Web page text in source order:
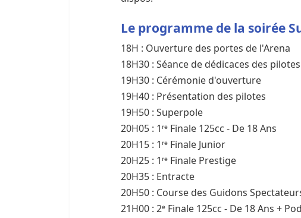
Le programme de la soirée
18H : Ouverture des portes de l'Arena
18H30 : Séance de dédicaces des
19H30 : Cérémonie d'ouverture
19H40 : Présentation des pilotes
19H50 : Superpole
20H05 : 1ʳᵉ Finale 125cc - De 18 Ans
20H15 : 1ʳᵉ Finale Junior
20H25 : 1ʳᵉ Finale Prestige
20H35 : Entracte
20H50 : Course des Guidons
21H00 : 2ᵉ Finale 125cc - De 18 Ans +